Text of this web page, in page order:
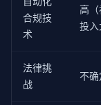
return
        };
      }
    }
合规技
术
高（
投入
法律挑
战
不确